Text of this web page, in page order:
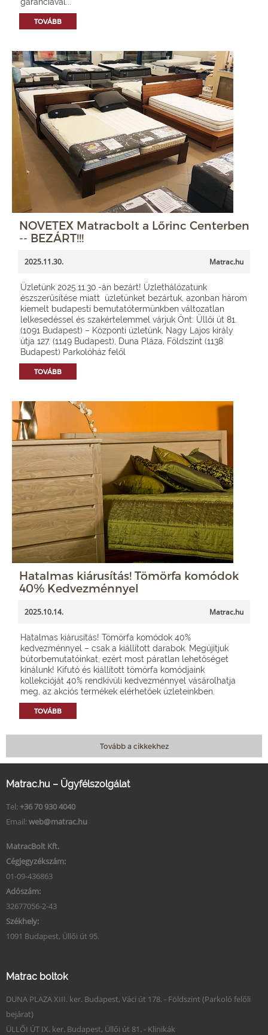
TOVÁBB
NOVETEX Matracbolt a Lőrinc Centerben
-- BEZÁRT!!!
2025.11.30. Matrac.hu
Üzletünk 2025.11.30.-án bezárt! Üzlethálózatunk
észszerűsítése miatt üzletünket bezártuk, azonban három
kiemelt budapesti bemutatótermünkben változatlan
lelkesedéssel és szakértelemmel várjuk Önt: Üllői út 81.
(1091 Budapest) – Központi üzletünk, Nagy Lajos király
útja 127. (1149 Budapest), Duna Pláza, Földszint (1138
Budapest) Parkolóház felől
TOVÁBB
Hatalmas kiárusítás! Tömörfa komódok
40% Kedvezménnyel
2025.10.14. Matrac.hu
Hatalmas kiárusítás! Tömörfa komódok 40%
kedvezménnyel – csak a kiállított darabok. Megújítjuk
bútorbemutatóinkat, ezért most páratlan lehetőséget
kínálunk! Kifutó és kiállított tömörfa komódjaink
kollekcióját 40% rendkívüli kedvezménnyel vásárolhatja
meg, az akciós termékek elérhetőek üzleteinkben.
TOVÁBB
Tovább a cikkekhez
Matrac.hu – Ügyfélszolgálat
Tel: +36 70 930 4040
Email: web@matrac.hu
MatracBolt Kft.
Cégjegyzékszám:
01-09-436863
Adószám:
32677056-2-43
Székhely:
1091 Budapest, Üllői út 95.
Matrac boltok
DUNA PLAZA XIII. ker. Budapest, Váci út 178. - Földszint (Parkoló felőli
bejárat)
ÜLLŐI ÚT IX. ker. Budapest, Üllői út 81. - Klinikák